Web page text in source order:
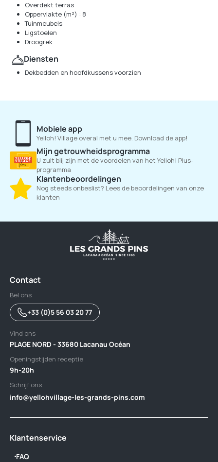
Overdekt terras
Oppervlakte (m²) : 8
Tuinmeubels
Ligstoelen
Droogrek
Diensten
Dekbedden en hoofdkussens voorzien
Mobiele app
Yelloh! Village overal met u mee. Download de app!
Mijn getrouwheidsprogramma
U zult blij zijn met de voordelen van het Yelloh! Plus-
programma
Klantenbeoordelingen
Nog steeds onbeslist? Lees de beoordelingen van onze
klanten
Contact
Bel ons
+33 (0)5 56 03 20 77
Vind ons
PLAGE NORD - 33680 Lacanau Océan
Openingstijden receptie
9h-20h
Schrijf ons
info@yellohvillage-les-grands-pins.com
Klantenservice
FAQ